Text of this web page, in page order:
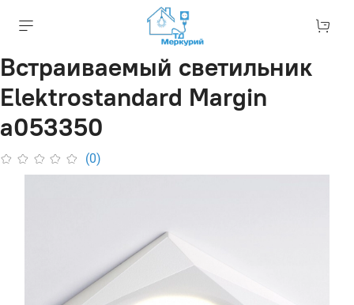
Встраиваемый светильник
Elektrostandard Margin
a053350
(0)